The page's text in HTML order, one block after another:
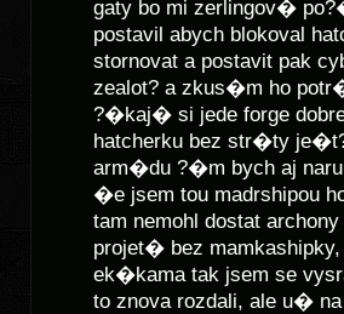
gaty bo mi zerlingov�
postavil abych blokoval
stornovat a postavit pak
zealot? a zkus�m ho
?�kaj� si jede forge
hatcherku bez str�ty
arm�du ?�m bych aj
�e jsem tou madrshipou
tam nemohl dostat
projet� bez
ek�kama tak jsem se
to znova rozdali, ale u�